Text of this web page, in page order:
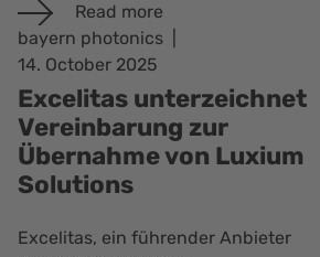
Read more
bayern photonics
14. October 2025
Excelitas unterzeichnet
Vereinbarung zur
Übernahme von Luxium
Solutions
Excelitas, ein führender Anbieter